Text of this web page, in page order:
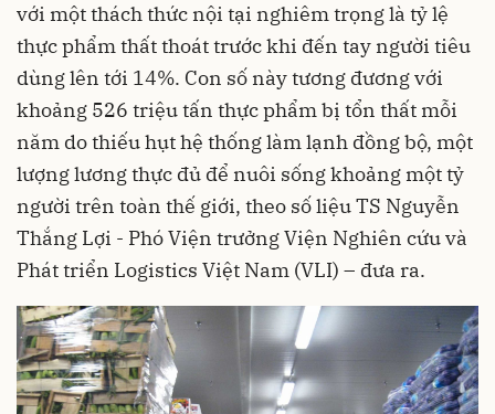
với một thách thức nội tại nghiêm trọng là tỷ lệ
thực phẩm thất thoát trước khi đến tay người tiêu
dùng lên tới 14%. Con số này tương đương với
khoảng 526 triệu tấn thực phẩm bị tổn thất mỗi
năm do thiếu hụt hệ thống làm lạnh đồng bộ, một
lượng lương thực đủ để nuôi sống khoảng một tỷ
người trên toàn thế giới, theo số liệu TS Nguyễn
Thắng Lợi - Phó Viện trưởng Viện Nghiên cứu và
Phát triển Logistics Việt Nam (VLI) – đưa ra.